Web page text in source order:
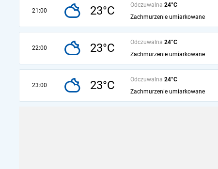
21:00 23°C Odczuwalna 24°C
Zachmurzenie umiarkowane
22:00 23°C Odczuwalna 24°C
Zachmurzenie umiarkowane
23:00 23°C Odczuwalna 24°C
Zachmurzenie umiarkowane